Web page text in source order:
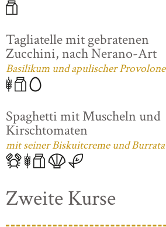
Tagliatelle mit gebratenen
Zucchini, nach Nerano-Art
Basilikum und apulischer Provolone
Spaghetti mit Muscheln und
Kirschtomaten
mit seiner Biskuitcreme und Burrata
Zweite Kurse